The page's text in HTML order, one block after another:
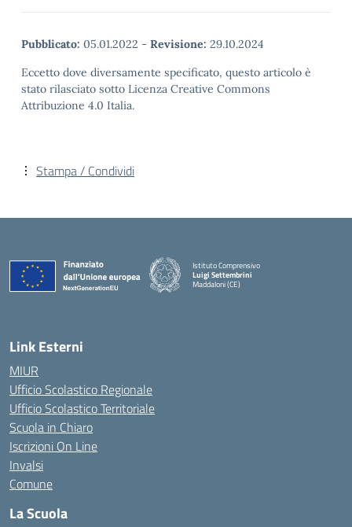
Pubblicato: 05.01.2022 - Revisione: 29.10.2024
Eccetto dove diversamente specificato, questo articolo è
stato rilasciato sotto Licenza Creative Commons
Attribuzione 4.0 Italia.
Stampa / Condividi
Istituto Comprensivo
Luigi Settembrini
Maddaloni (CE)
Link Esterni
MIUR
Ufficio Scolastico Regionale
Ufficio Scolastico Territoriale
Scuola in Chiaro
Iscrizioni On Line
Invalsi
Comune
La Scuola